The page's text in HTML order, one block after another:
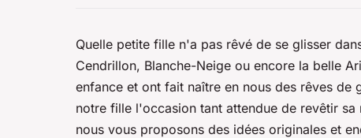
Quelle petite fille n'a pas rêvé de se glisser
Cendrillon, Blanche-Neige ou encore la belle
enfance et ont fait naître en nous des rêves
notre fille l'occasion tant attendue de revêtir
nous vous proposons des idées originales et